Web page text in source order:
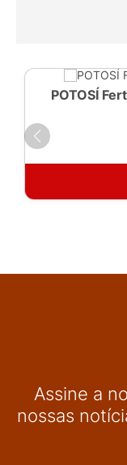
POTOSÍ
Assine a
nossas